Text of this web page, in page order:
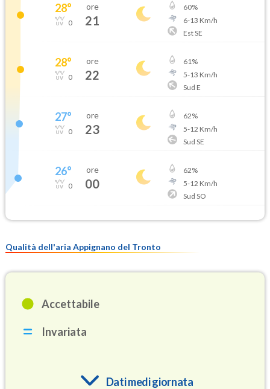
28°
0
ore
21
60%
6-13 Km/h
Est SE
28°
0
ore
22
61%
5-13 Km/h
Sud E
27°
0
ore
23
62%
5-12 Km/h
Sud SE
26°
0
ore
00
62%
5-12 Km/h
Sud SO
Qualità dell'aria Appignano del Tronto
Accettabile
Invariata
Dati medi giornata